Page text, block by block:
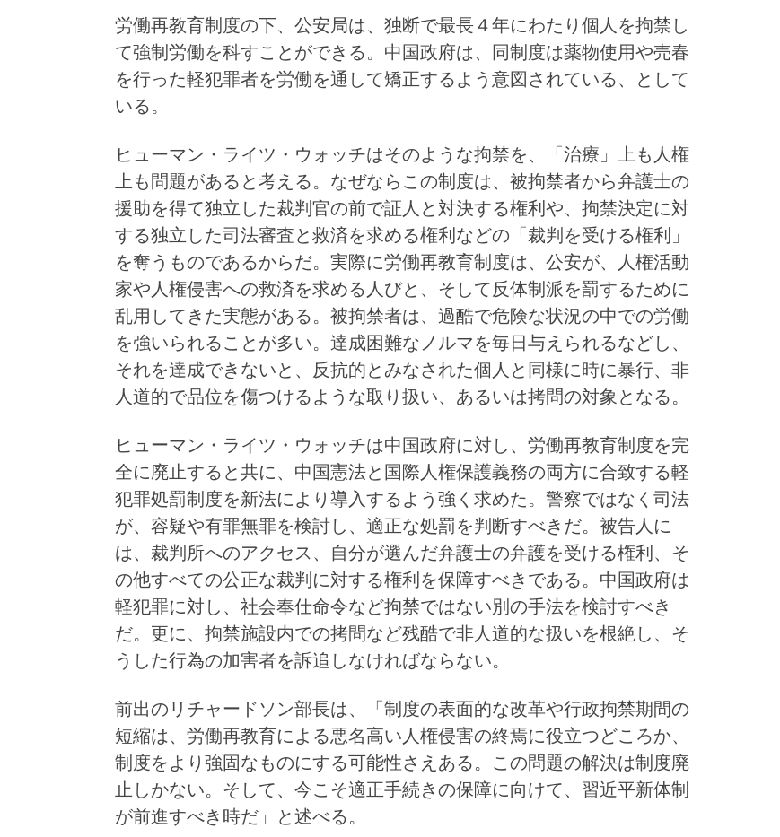
労働再教育制度の下、公安局は、独断で最長４年にわたり個人を拘禁し
て強制労働を科すことができる。中国政府は、同制度は薬物使用や売春
を行った軽犯罪者を労働を通して矯正するよう意図されている、として
いる。
ヒューマン・ライツ・ウォッチはそのような拘禁を、「治療」上も人権
上も問題があると考える。なぜならこの制度は、被拘禁者から弁護士の
援助を得て独立した裁判官の前で証人と対決する権利や、拘禁決定に対
する独立した司法審査と救済を求める権利などの「裁判を受ける権利」
を奪うものであるからだ。実際に労働再教育制度は、公安が、人権活動
家や人権侵害への救済を求める人びと、そして反体制派を罰するために
乱用してきた実態がある。被拘禁者は、過酷で危険な状況の中での労働
を強いられることが多い。達成困難なノルマを毎日与えられるなどし、
それを達成できないと、反抗的とみなされた個人と同様に時に暴行、非
人道的で品位を傷つけるような取り扱い、あるいは拷問の対象となる。
ヒューマン・ライツ・ウォッチは中国政府に対し、労働再教育制度を完
全に廃止すると共に、中国憲法と国際人権保護義務の両方に合致する軽
犯罪処罰制度を新法により導入するよう強く求めた。警察ではなく司法
が、容疑や有罪無罪を検討し、適正な処罰を判断すべきだ。被告人に
は、裁判所へのアクセス、自分が選んだ弁護士の弁護を受ける権利、そ
の他すべての公正な裁判に対する権利を保障すべきである。中国政府は
軽犯罪に対し、社会奉仕命令など拘禁ではない別の手法を検討すべき
だ。更に、拘禁施設内での拷問など残酷で非人道的な扱いを根絶し、そ
うした行為の加害者を訴追しなければならない。
前出のリチャードソン部長は、「制度の表面的な改革や行政拘禁期間の
短縮は、労働再教育による悪名高い人権侵害の終焉に役立つどころか、
制度をより強固なものにする可能性さえある。この問題の解決は制度廃
止しかない。そして、今こそ適正手続きの保障に向けて、習近平新体制
が前進すべき時だ」と述べる。